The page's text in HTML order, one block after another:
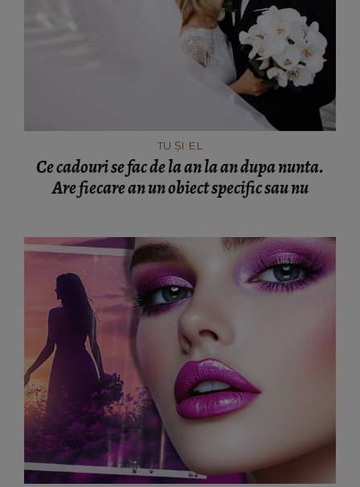
TU ȘI EL
Ce cadouri se fac de la an la an dupa nunta.
Are fiecare an un obiect specific sau nu